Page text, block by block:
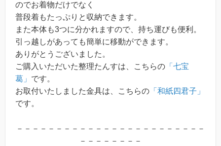
のでお着物だけでなく
普段着もたっぷりと収納できます。
また本体も3つに分かれますので、持ち運びも便利。
引っ越しがあっても簡単に移動ができます。
ありがとうございました。
ご購入いただいた整理たんすは、こちらの 「七宝
葛」 です。
お取付いたしました金具は、こちらの 「和紙四君子」
です。
－－－－－－－－－－－－－－－－－－－－－－－－
－－－－－－－－